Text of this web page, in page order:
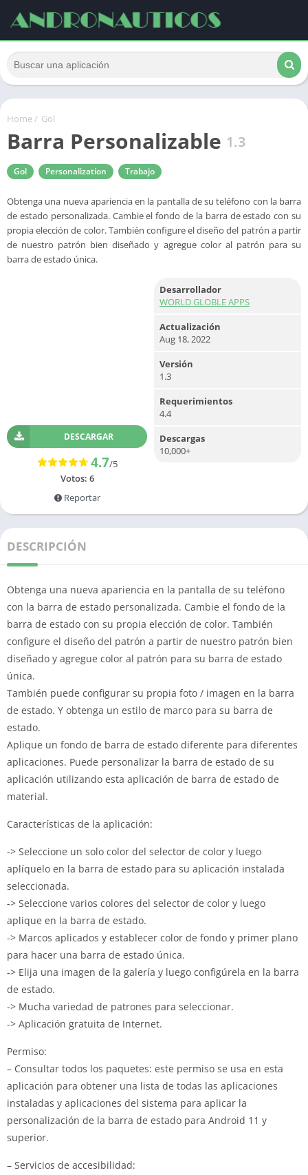
Home/ Gol
Barra Personalizable 1.3
Gol Personalization Trabajo
Obtenga una nueva apariencia en la pantalla de su teléfono con la barra
de estado personalizada. Cambie el fondo de la barra de estado con su
propia elección de color. También configure el diseño del patrón a partir
de nuestro patrón bien diseñado y agregue color al patrón para su
barra de estado única.
DESCARGAR
4.7/5
Votos: 6
Reportar
Desarrollador
WORLD GLOBLE APPS
Actualización
Aug 18, 2022
Versión
1.3
Requerimientos
4.4
Descargas
10,000+
DESCRIPCIÓN
Obtenga una nueva apariencia en la pantalla de su teléfono
con la barra de estado personalizada. Cambie el fondo de la
barra de estado con su propia elección de color. También
configure el diseño del patrón a partir de nuestro patrón bien
diseñado y agregue color al patrón para su barra de estado
única.
También puede configurar su propia foto / imagen en la barra
de estado. Y obtenga un estilo de marco para su barra de
estado.
Aplique un fondo de barra de estado diferente para diferentes
aplicaciones. Puede personalizar la barra de estado de su
aplicación utilizando esta aplicación de barra de estado de
material.
Características de la aplicación:
-> Seleccione un solo color del selector de color y luego
aplíquelo en la barra de estado para su aplicación instalada
seleccionada.
-> Seleccione varios colores del selector de color y luego
aplique en la barra de estado.
-> Marcos aplicados y establecer color de fondo y primer plano
para hacer una barra de estado única.
-> Elija una imagen de la galería y luego configúrela en la barra
de estado.
-> Mucha variedad de patrones para seleccionar.
-> Aplicación gratuita de Internet.
Permiso:
– Consultar todos los paquetes: este permiso se usa en esta
aplicación para obtener una lista de todas las aplicaciones
instaladas y aplicaciones del sistema para aplicar la
personalización de la barra de estado para Android 11 y
superior.
– Servicios de accesibilidad: